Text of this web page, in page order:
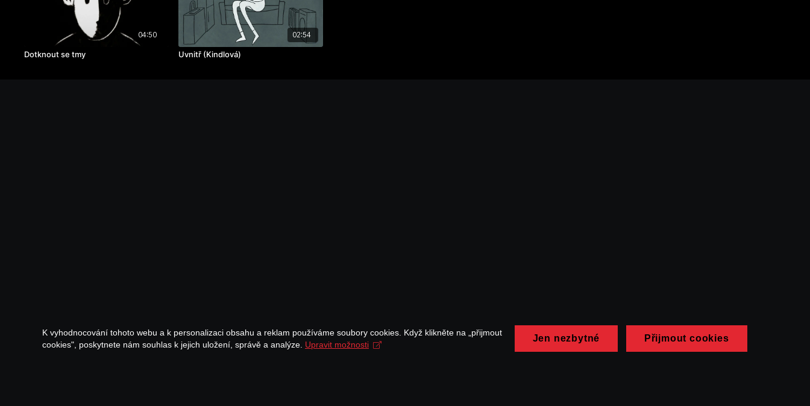
04:50
Dotknout se tmy
02:54
Uvnitř (Kindlová)
K vyhodnocování tohoto webu a k personalizaci obsahu a reklam používáme soubory cookies. Když klikněte na „přijmout
cookies", poskytnete nám souhlas k jejich uložení, správě a analýze. Upravit možnosti
Jen nezbytné Přijmout cookies